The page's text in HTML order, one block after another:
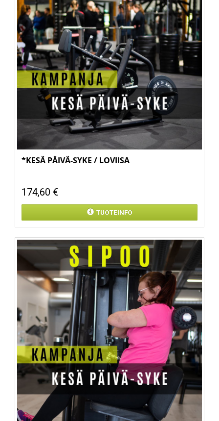
*KESÄ PÄIVÄ-SYKE / LOVIISA
174,60 €
TUOTEINFO